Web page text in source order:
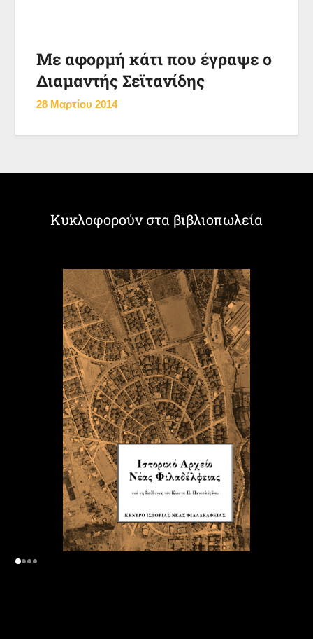
Με αφορμή κάτι που έγραψε ο
Διαμαντής Σεϊτανίδης
28 Μαρτίου 2014
Κυκλοφορούν στα βιβλιοπωλεία